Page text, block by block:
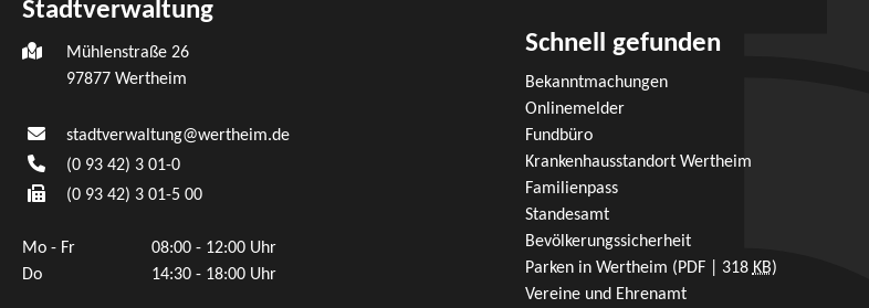
Stadtverwaltung
Mühlenstraße 26
97877 Wertheim
stadtverwaltung@wertheim.de
(0 93 42) 3 01-0
(0 93 42) 3 01-5 00
Mo - Fr
08:00 - 12:00 Uhr
Do
14:30 - 18:00 Uhr
Schnell gefunden
Bekanntmachungen
Onlinemelder
Fundbüro
Krankenhausstandort Wertheim
Familienpass
Standesamt
Bevölkerungssicherheit
Parken in Wertheim (PDF | 318 KB)
Vereine und Ehrenamt